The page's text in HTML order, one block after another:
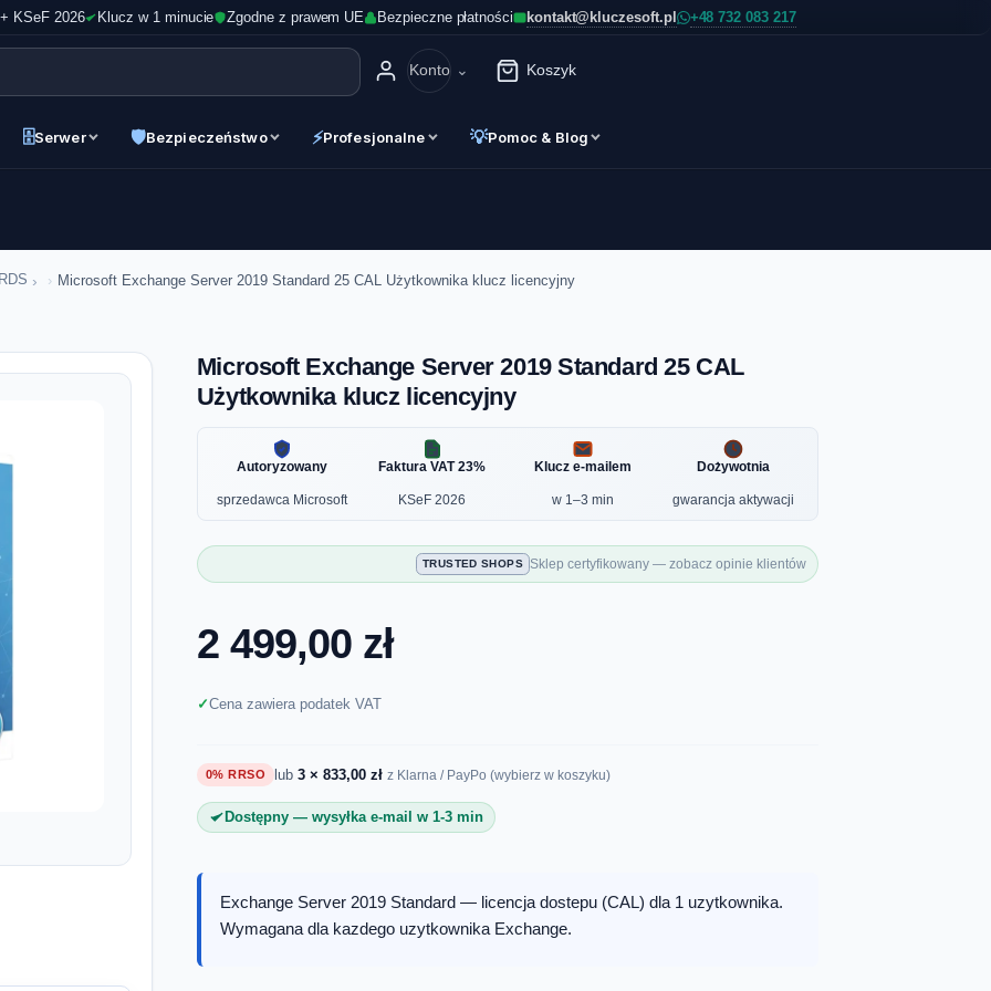
KSeF 2026 Klucz w 1 minucie Zgodne z prawem UE Bezpieczne płatności kontakt@kluczesoft.pl
Konto Koszyk
🗄Serwer 🛡Bezpieczeństwo ⚡Profesjonalne 💡Pomoc & Blog
› Microsoft Exchange Server 2019 Standard 25 CAL Użytkownika klucz licencyjny
Microsoft Exchange Server 2019 Standard 25 CAL
Użytkownika klucz licencyjny
2 499,00 zł
Cena zawiera podatek VAT
0% RRSO lub 3 × 833,00 zł z Klarna / PayPo (wybierz w koszyku)
Dostępny — wysyłka e-mail w 1-3 min
Autoryzowany
sprzedawca Microsoft
Faktura VAT 23%
KSeF 2026
Klucz e-mailem
w 1–3 min
Dożywotnia
gwarancja aktywacji
TRUSTED SHOPS Sklep certyfikowany — zobacz opinie klientów
Exchange Server 2019 Standard — licencja dostepu (CAL) dla 1 uzytkownika.
Wymagana dla kazdego uzytkownika Exchange.